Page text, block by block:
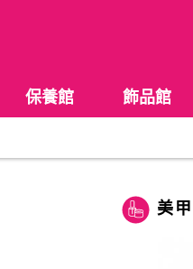
保養館 飾品館
美